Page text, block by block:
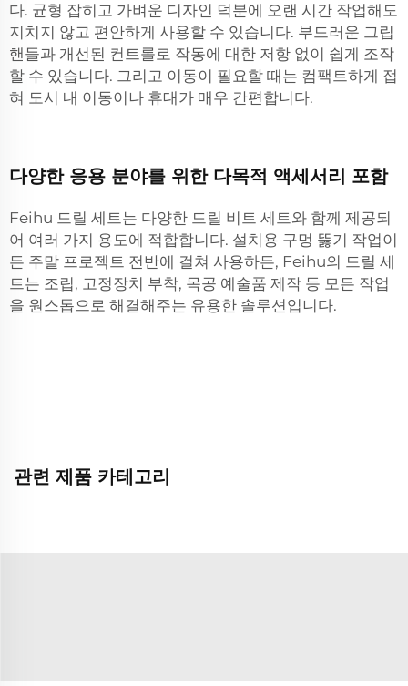
다. 균형 잡히고 가벼운 디자인 덕분에 오랜 시간 작업해도
지치지 않고 편안하게 사용할 수 있습니다. 부드러운 그립
핸들과 개선된 컨트롤로 작동에 대한 저항 없이 쉽게 조작
할 수 있습니다. 그리고 이동이 필요할 때는 컴팩트하게 접
혀 도시 내 이동이나 휴대가 매우 간편합니다.
다양한 응용 분야를 위한 다목적 액세서리 포함
Feihu 드릴 세트는 다양한 드릴 비트 세트와 함께 제공되
어 여러 가지 용도에 적합합니다. 설치용 구멍 뚫기 작업이
든 주말 프로젝트 전반에 걸쳐 사용하든, Feihu의 드릴 세
트는 조립, 고정장치 부착, 목공 예술품 제작 등 모든 작업
을 원스톱으로 해결해주는 유용한 솔루션입니다.
관련 제품 카테고리